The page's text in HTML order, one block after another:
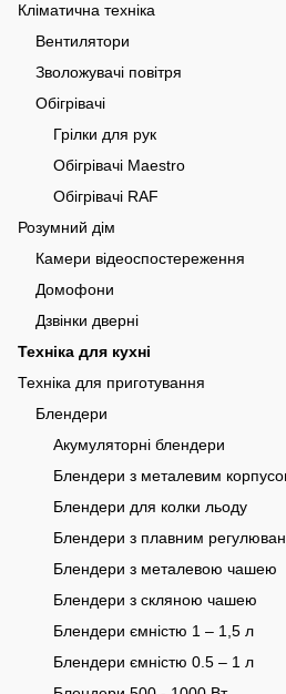
Кліматична техніка
Вентилятори
Зволожувачі повітря
Обігрівачі
Грілки для рук
Обігрівачі Maestro
Обігрівачі RAF
Розумний дім
Камери відеоспостереження
Домофони
Дзвінки дверні
Техніка для кухні
Техніка для приготування
Блендери
Акумуляторні блендери
Блендери з металевим
Блендери для колки льоду
Блендери з плавним
Блендери з металевою чашею
Блендери з скляною чашею
Блендери ємністю 1 – 1,5 л
Блендери ємністю 0.5 – 1 л